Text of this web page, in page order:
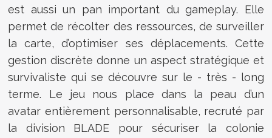
est aussi un pan important du gameplay. Elle
permet de récolter des ressources, de surveiller
la carte, d’optimiser ses déplacements. Cette
gestion discrète donne un aspect stratégique et
survivaliste qui se découvre sur le - très - long
terme. Le jeu nous place dans la peau d’un
avatar entièrement personnalisable, recruté par
la division BLADE pour sécuriser la colonie